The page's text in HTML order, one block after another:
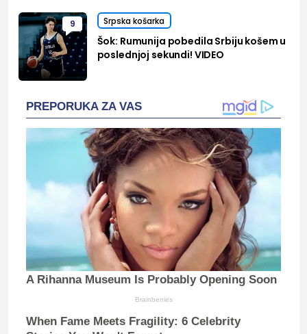
9 Srpska košarka
Šok: Rumunija pobedila Srbiju košem u
poslednjoj sekundi! VIDEO
PREPORUKA ZA VAS
A Rihanna Museum Is Probably Opening Soon
Brainberries
When Fame Meets Fragility: 6 Celebrity